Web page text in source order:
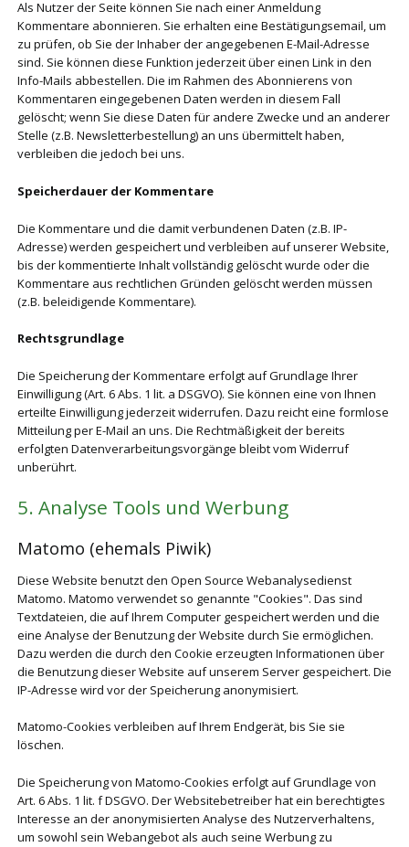
Als Nutzer der Seite können Sie nach einer Anmeldung
Kommentare abonnieren. Sie erhalten eine Bestätigungsemail, um
zu prüfen, ob Sie der Inhaber der angegebenen E-Mail-Adresse
sind. Sie können diese Funktion jederzeit über einen Link in den
Info-Mails abbestellen. Die im Rahmen des Abonnierens von
Kommentaren eingegebenen Daten werden in diesem Fall
gelöscht; wenn Sie diese Daten für andere Zwecke und an anderer
Stelle (z.B. Newsletterbestellung) an uns übermittelt haben,
verbleiben die jedoch bei uns.
Speicherdauer der Kommentare
Die Kommentare und die damit verbundenen Daten (z.B. IP-
Adresse) werden gespeichert und verbleiben auf unserer Website,
bis der kommentierte Inhalt vollständig gelöscht wurde oder die
Kommentare aus rechtlichen Gründen gelöscht werden müssen
(z.B. beleidigende Kommentare).
Rechtsgrundlage
Die Speicherung der Kommentare erfolgt auf Grundlage Ihrer
Einwilligung (Art. 6 Abs. 1 lit. a DSGVO). Sie können eine von Ihnen
erteilte Einwilligung jederzeit widerrufen. Dazu reicht eine formlose
Mitteilung per E-Mail an uns. Die Rechtmäßigkeit der bereits
erfolgten Datenverarbeitungsvorgänge bleibt vom Widerruf
unberührt.
5. Analyse Tools und Werbung
Matomo (ehemals Piwik)
Diese Website benutzt den Open Source Webanalysedienst
Matomo. Matomo verwendet so genannte "Cookies". Das sind
Textdateien, die auf Ihrem Computer gespeichert werden und die
eine Analyse der Benutzung der Website durch Sie ermöglichen.
Dazu werden die durch den Cookie erzeugten Informationen über
die Benutzung dieser Website auf unserem Server gespeichert. Die
IP-Adresse wird vor der Speicherung anonymisiert.
Matomo-Cookies verbleiben auf Ihrem Endgerät, bis Sie sie
löschen.
Die Speicherung von Matomo-Cookies erfolgt auf Grundlage von
Art. 6 Abs. 1 lit. f DSGVO. Der Websitebetreiber hat ein berechtigtes
Interesse an der anonymisierten Analyse des Nutzerverhaltens,
um sowohl sein Webangebot als auch seine Werbung zu